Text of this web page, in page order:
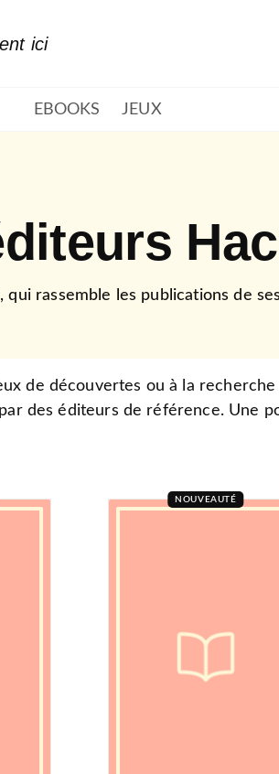
ici
EBOOKS JEUX
rassemble les publications de
de découvertes ou à la
des éditeurs de référence. Une
NOUVEAUTÉ